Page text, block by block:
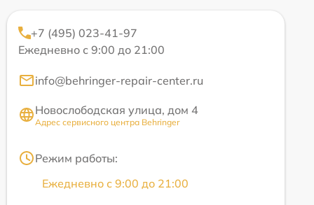
+7 (495) 023-41-97
Ежедневно с 9:00 до 21:00
info@behringer-repair-center.ru
Новослободская улица, дом 4
Адрес сервисного центра Behringer
Режим работы:
Ежедневно с 9:00 до 21:00